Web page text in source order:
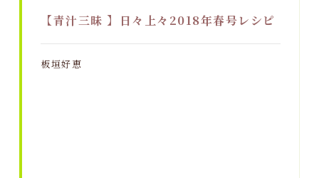
【青汁三昧 】日々上々2018年春号レシピ
板垣好恵